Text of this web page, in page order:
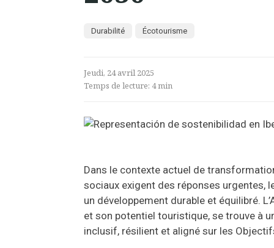
Durabilité Écotourisme
Jeudi, 24 avril 2025
Temps de lecture: 4min
Dans le contexte actuel de
sociaux exigent des réponses urgentes,
un développement durable et équilibré.
et son potentiel touristique, se trouve à
inclusif, résilient et aligné sur les